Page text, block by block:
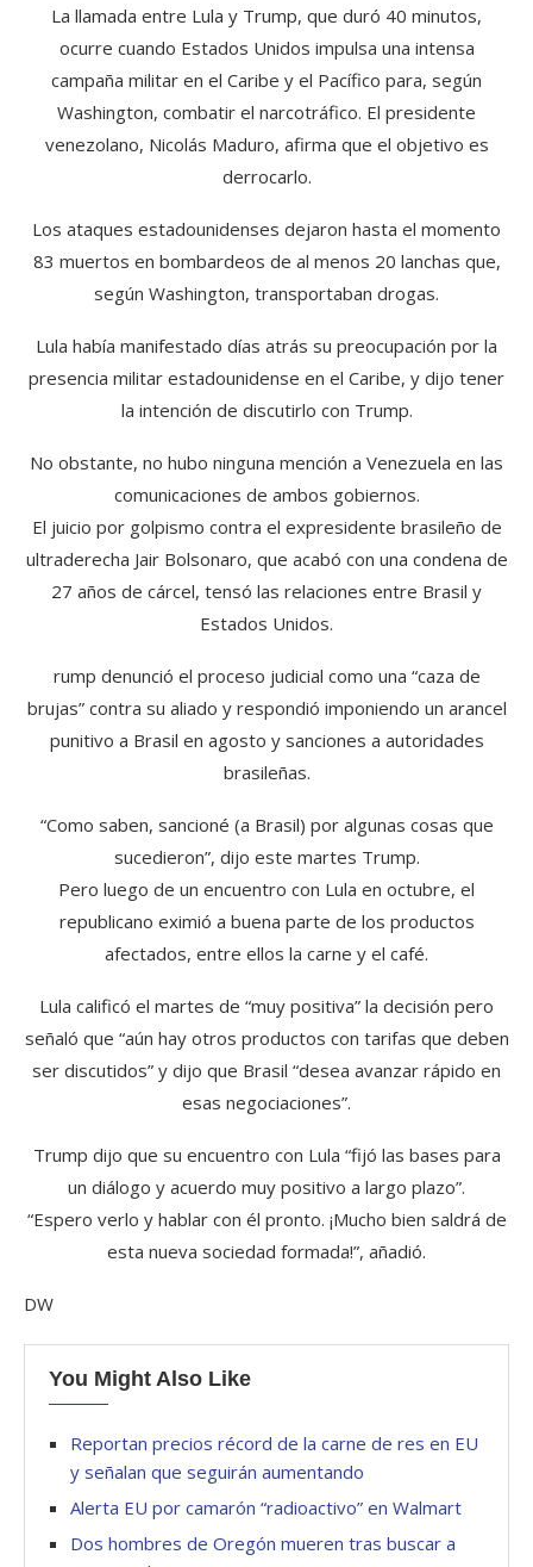
La llamada entre Lula y Trump, que duró 40 minutos,
ocurre cuando Estados Unidos impulsa una intensa
campaña militar en el Caribe y el Pacífico para, según
Washington, combatir el narcotráfico. El presidente
venezolano, Nicolás Maduro, afirma que el objetivo es
derrocarlo.
Los ataques estadounidenses dejaron hasta el momento
83 muertos en bombardeos de al menos 20 lanchas que,
según Washington, transportaban drogas.
Lula había manifestado días atrás su preocupación por la
presencia militar estadounidense en el Caribe, y dijo tener
la intención de discutirlo con Trump.
No obstante, no hubo ninguna mención a Venezuela en las
comunicaciones de ambos gobiernos.
El juicio por golpismo contra el expresidente brasileño de
ultraderecha Jair Bolsonaro, que acabó con una condena de
27 años de cárcel, tensó las relaciones entre Brasil y
Estados Unidos.
rump denunció el proceso judicial como una “caza de
brujas” contra su aliado y respondió imponiendo un arancel
punitivo a Brasil en agosto y sanciones a autoridades
brasileñas.
“Como saben, sancioné (a Brasil) por algunas cosas que
sucedieron”, dijo este martes Trump.
Pero luego de un encuentro con Lula en octubre, el
republicano eximió a buena parte de los productos
afectados, entre ellos la carne y el café.
Lula calificó el martes de “muy positiva” la decisión pero
señaló que “aún hay otros productos con tarifas que deben
ser discutidos” y dijo que Brasil “desea avanzar rápido en
esas negociaciones”.
Trump dijo que su encuentro con Lula “fijó las bases para
un diálogo y acuerdo muy positivo a largo plazo”.
“Espero verlo y hablar con él pronto. ¡Mucho bien saldrá de
esta nueva sociedad formada!”, añadió.
DW
You Might Also Like
Reportan precios récord de la carne de res en EU
y señalan que seguirán aumentando
Alerta EU por camarón “radioactivo” en Walmart
Dos hombres de Oregón mueren tras buscar a